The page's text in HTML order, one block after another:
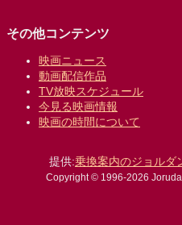
その他コンテンツ
映画ニュース
動画配信作品
TV放映スケジュール
今見る映画情報
映画の時間について
提供:乗換案内のジョルダ
Copyright © 1996-2026